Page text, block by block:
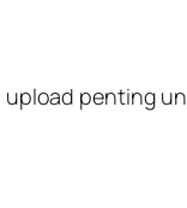
penting